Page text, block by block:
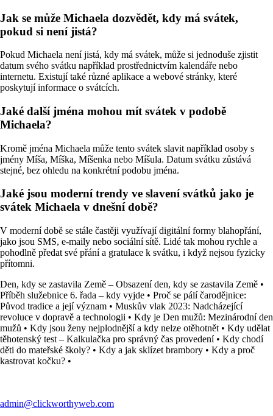
Jak se může Michaela dozvědět, kdy má svátek,
pokud si není jistá?
Pokud Michaela není jistá, kdy má svátek, může si jednoduše zjistit
datum svého svátku například prostřednictvím kalendáře nebo
internetu. Existují také různé aplikace a webové stránky, které
poskytují informace o svátcích.
Jaké další jména mohou mít svátek v podobě
Michaela?
Kromě jména Michaela může tento svátek slavit například osoby s
jmény Míša, Míška, Míšenka nebo Míšula. Datum svátku zůstává
stejné, bez ohledu na konkrétní podobu jména.
Jaké jsou moderní trendy ve slavení svátků jako je
svátek Michaela v dnešní době?
V moderní době se stále častěji využívají digitální formy blahopřání,
jako jsou SMS, e-maily nebo sociální sítě. Lidé tak mohou rychle a
pohodlně předat své přání a gratulace k svátku, i když nejsou fyzicky
přítomni.
Den, kdy se zastavila Země – Obsazení den, kdy se zastavila Země •
Příběh služebnice 6. řada – kdy vyjde • Proč se pálí čarodějnice:
Původ tradice a její význam • Muskův vlak 2023: Nadcházející
revoluce v dopravě a technologii • Kdy je Den mužů: Mezinárodní den
mužů • Kdy jsou ženy nejplodnější a kdy nelze otěhotnět • Kdy udělat
těhotenský test – Kalkulačka pro správný čas provedení• Kdy chodí
děti do mateřské školy? • Kdy a jak sklízet brambory • Kdy a proč
kastrovat kočku? •
admin@clickworthyweb.com